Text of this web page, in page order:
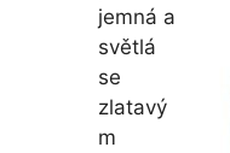
jemná a
světlá
se
zlatavý
m